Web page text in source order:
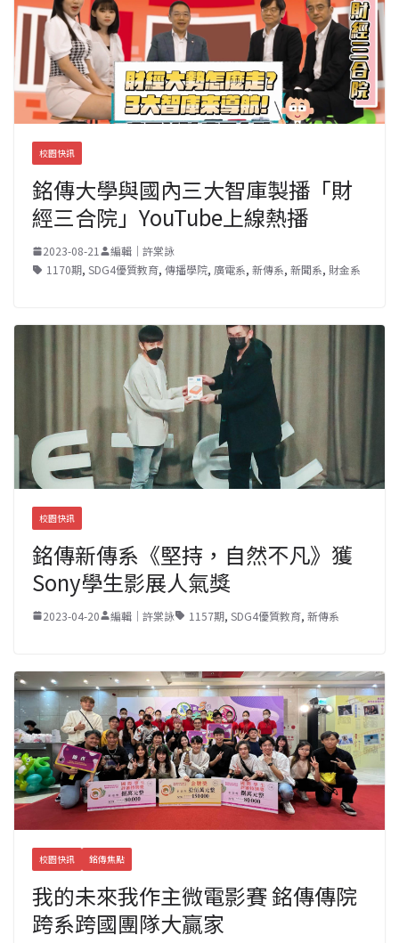
校園快訊
銘傳大學與國內三大智庫製播「財
經三合院」YouTube上線熱播
2023-08-21
編輯｜許棠詠
1170期, SDG4優質教育, 傳播學院, 廣電系, 新傳系, 新聞系, 財金系
校園快訊
銘傳新傳系《堅持，自然不凡》獲
Sony學生影展人氣獎
2023-04-20 編輯｜許棠詠 1157期, SDG4優質教育, 新傳系
校園快訊 銘傳焦點
我的未來我作主微電影賽 銘傳傳院
跨系跨國團隊大贏家